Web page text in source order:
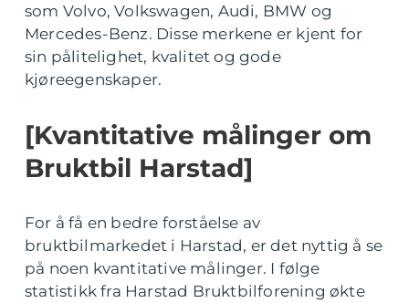
som Volvo, Volkswagen, Audi, BMW og
Mercedes-Benz. Disse merkene er kjent for
sin pålitelighet, kvalitet og gode
kjøreegenskaper.
[Kvantitative målinger om
Bruktbil Harstad]
For å få en bedre forståelse av
bruktbilmarkedet i Harstad, er det nyttig å se
på noen kvantitative målinger. I følge
statistikk fra Harstad Bruktbilforening økte